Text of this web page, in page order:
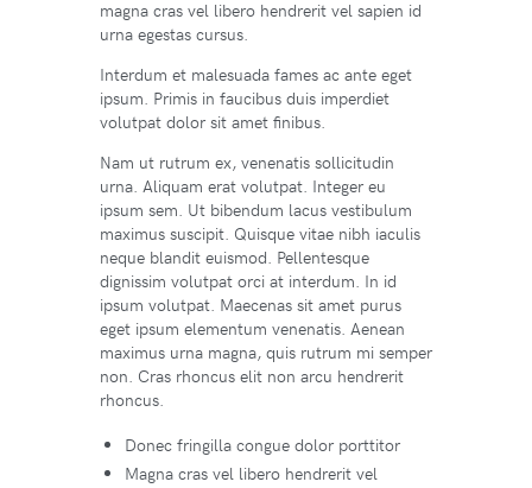
magna cras vel libero hendrerit vel sapien id
urna egestas cursus.
Interdum et malesuada fames ac ante eget
ipsum. Primis in faucibus duis imperdiet
volutpat dolor sit amet finibus.
Nam ut rutrum ex, venenatis sollicitudin
urna. Aliquam erat volutpat. Integer eu
ipsum sem. Ut bibendum lacus vestibulum
maximus suscipit. Quisque vitae nibh iaculis
neque blandit euismod. Pellentesque
dignissim volutpat orci at interdum. In id
ipsum volutpat. Maecenas sit amet purus
eget ipsum elementum venenatis. Aenean
maximus urna magna, quis rutrum mi semper
non. Cras rhoncus elit non arcu hendrerit
rhoncus.
Donec fringilla congue dolor porttitor
Magna cras vel libero hendrerit vel